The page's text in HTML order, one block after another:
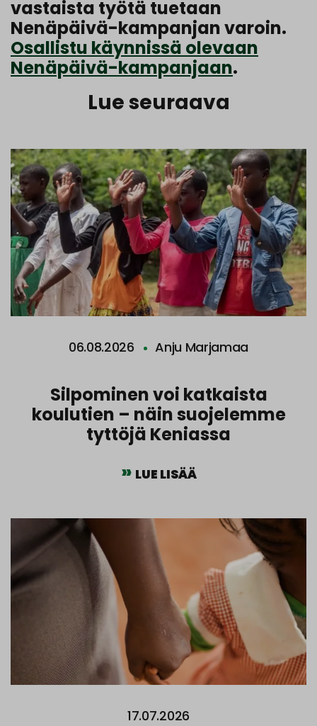
vastaista työtä tuetaan
Nenäpäivä-kampanjan varoin.
Osallistu käynnissä olevaan
Nenäpäivä-kampanjaan.
Lue seuraava
06.08.2026 Anju Marjamaa
Silpominen voi katkaista
koulutien – näin suojelemme
tyttöjä Keniassa
LUE LISÄÄ
17.07.2026